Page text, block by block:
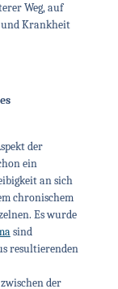
Weg, auf
und Krankheit
der
ein
an sich
chronischem
Es wurde
sind
resultierenden
der